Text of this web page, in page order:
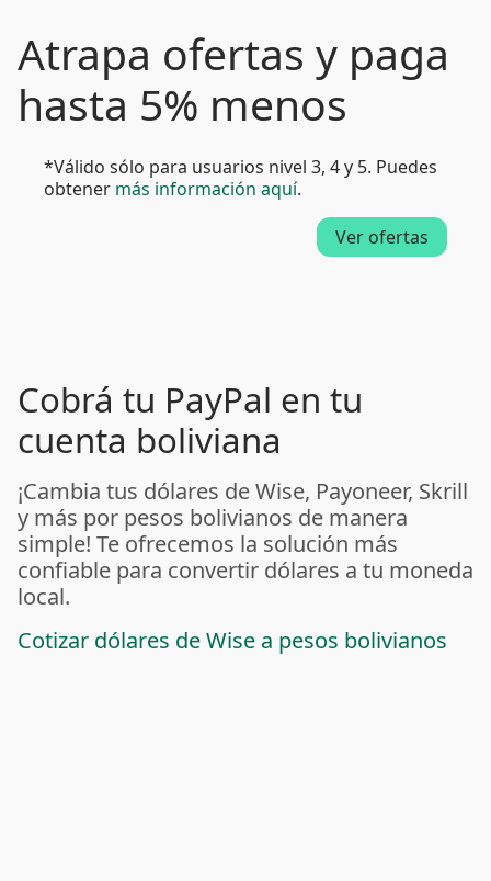
Atrapa ofertas y paga
hasta 5% menos
*Válido sólo para usuarios nivel 3, 4 y 5. Puedes
obtener más información aquí.
Ver ofertas
Cobrá tu PayPal en tu
cuenta boliviana
¡Cambia tus dólares de Wise, Payoneer, Skrill
y más por pesos bolivianos de manera
simple! Te ofrecemos la solución más
confiable para convertir dólares a tu moneda
local.
Cotizar dólares de Wise a pesos bolivianos